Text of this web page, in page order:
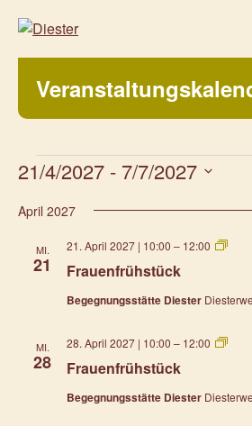
Über uns
Was bei uns sonst noch so los
Veranstaltungen
Prenzlauer Frauenwochen 2026
Aktuelles
Kontakt
21/4/2027 - 7/7/2027
wählen.
April 2027
MI.
21 Frauenfrühstück
21. April 2027 | 10:00 – 12:00
Begegnungsstätte Diester
MI.
28 Frauenfrühstück
28. April 2027 | 10:00 – 12:00
Begegnungsstätte Diester